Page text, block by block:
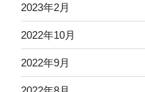
2023年2月
2022年10月
2022年9月